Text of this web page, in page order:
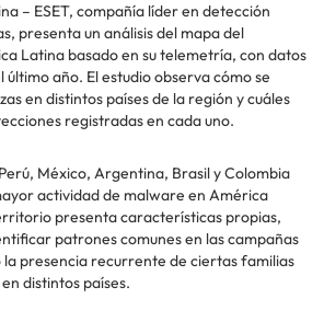
– ESET, compañía líder en detección
presenta un análisis del mapa del
Latina basado en su telemetría, con datos
año. El estudio observa cómo se
en distintos países de la región y cuáles
registradas en cada uno.
México, Argentina, Brasil y Colombia
actividad de malware en América
presenta características propias,
patrones comunes en las campañas
presencia recurrente de ciertas familias
distintos países.